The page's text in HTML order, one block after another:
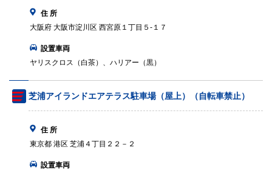
住 所
大阪府 大阪市淀川区 西宮原１丁目５‐１７
設置車両
ヤリスクロス（白茶）、ハリアー（黒）
芝浦アイランドエアテラス駐車場（屋上）（自転車禁止）
住 所
東京都 港区 芝浦４丁目２２－２
設置車両